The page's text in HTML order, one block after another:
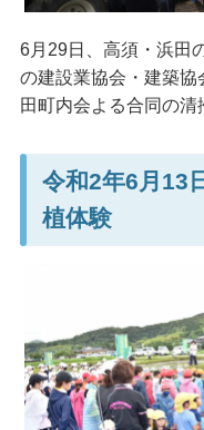
6月29日、高須・浜田
の建設業協会・建築
田町内会よる合同の清
令和2年6月13
植体験